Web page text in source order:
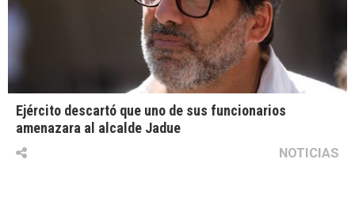
Ejército descartó que uno de sus funcionarios
amenazara al alcalde Jadue
NOTICIAS